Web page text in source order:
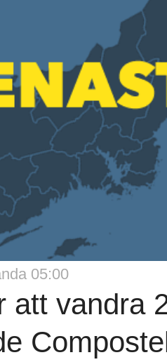
05:00
att vandra